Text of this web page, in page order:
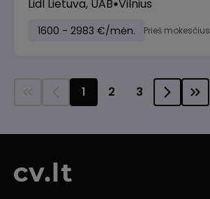
Lidl Lietuva, UAB Vilnius
1600 - 2983 €/mėn. Prieš mokesčius
1 2 3